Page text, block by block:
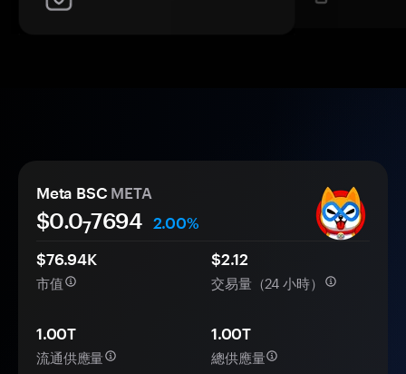
Meta BSC META
$0.077694
2.00%
$76.94K
市值
$2.12
交易量（24 小時）
1.00T
流通供應量
1.00T
總供應量